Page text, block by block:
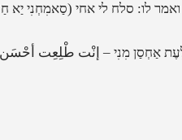
לו: סלח לי אחי (סַאמִחְנִי יַא
אַחְסַן מִנִי – إنْت طْلِعِت